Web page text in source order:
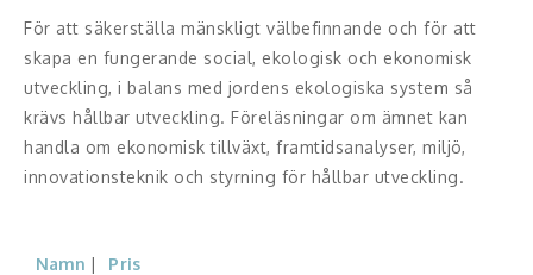
Inspirerande Föreläsare
Personlig utveckling, målsättning
Keynote
För att säkerställa mänskligt välbefinnande och för att
skapa en fungerande social, ekologisk och ekonomisk
utveckling, i balans med jordens ekologiska system så
krävs hållbar utveckling. Föreläsningar om ämnet kan
handla om ekonomisk tillväxt, framtidsanalyser, miljö,
innovationsteknik och styrning för hållbar utveckling.
Namn
Pris